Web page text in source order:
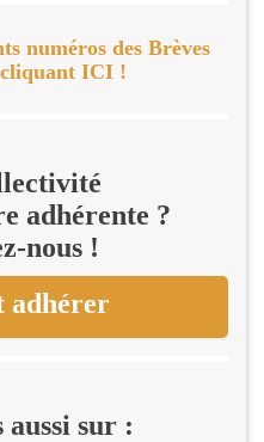
numéros des Brèves
cliquant ICI !
adhérente ?
nous !
adhérer
aussi sur :